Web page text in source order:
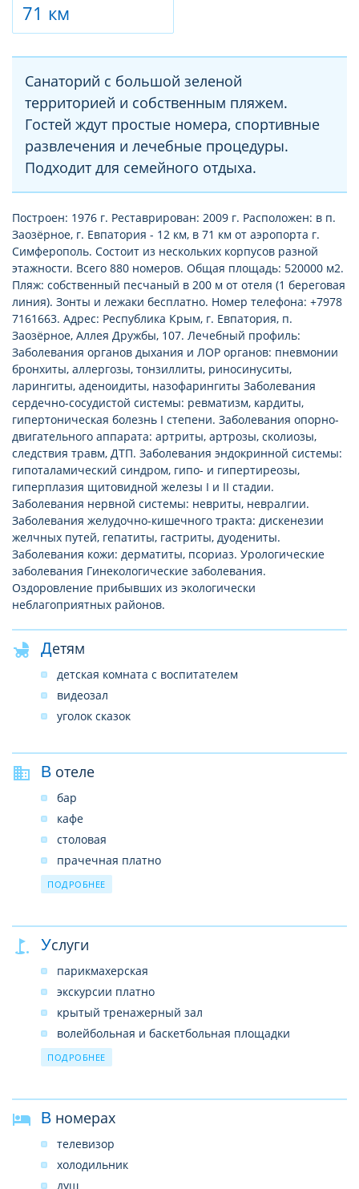
71 км
Санаторий с большой зеленой
территорией и собственным пляжем.
Гостей ждут простые номера, спортивные
развлечения и лечебные процедуры.
Подходит для семейного отдыха.
Построен: 1976 г. Реставрирован: 2009 г. Расположен: в п.
Заозёрное, г. Евпатория - 12 км, в 71 км от аэропорта г.
Симферополь. Состоит из нескольких корпусов разной
этажности. Всего 880 номеров. Общая площадь: 520000 м2.
Пляж: собственный песчаный в 200 м от отеля (1 береговая
линия). Зонты и лежаки бесплатно. Номер телефона: +7978
7161663. Адрес: Республика Крым, г. Евпатория, п.
Заозёрное, Аллея Дружбы, 107. Лечебный профиль:
Заболевания органов дыхания и ЛОР органов: пневмонии
бронхиты, аллергозы, тонзиллиты, риносинуситы,
ларингиты, аденоидиты, назофарингиты Заболевания
сердечно-сосудистой системы: ревматизм, кардиты,
гипертоническая болезнь I степени. Заболевания опорно-
двигательного аппарата: артриты, артрозы, сколиозы,
следствия травм, ДТП. Заболевания эндокринной системы:
гипоталамический синдром, гипо- и гипертиреозы,
гиперплазия щитовидной железы I и II стадии.
Заболевания нервной системы: невриты, невралгии.
Заболевания желудочно-кишечного тракта: дискенезии
желчных путей, гепатиты, гастриты, дуодениты.
Заболевания кожи: дерматиты, псориаз. Урологические
заболевания Гинекологические заболевания.
Оздоровление прибывших из экологически
неблагоприятных районов.
Детям
детская комната с воспитателем
видеозал
уголок сказок
В отеле
бар
кафе
столовая
прачечная платно
магазины
библиотека
Wi-Fi бесплатно
ПОДРОБНЕЕ
Услуги
парикмахерская
экскурсии платно
крытый тренажерный зал
волейбольная и баскетбольная площадки
пляжный волейбол
футбольное поле с травяным покрытием
бильярд
ПОДРОБНЕЕ
В номерах
телевизор
холодильник
душ